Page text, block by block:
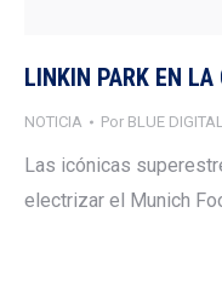
LINKIN PARK EN LA
NOTICIA Por BLUE
Las icónicas
electrizar el Munich